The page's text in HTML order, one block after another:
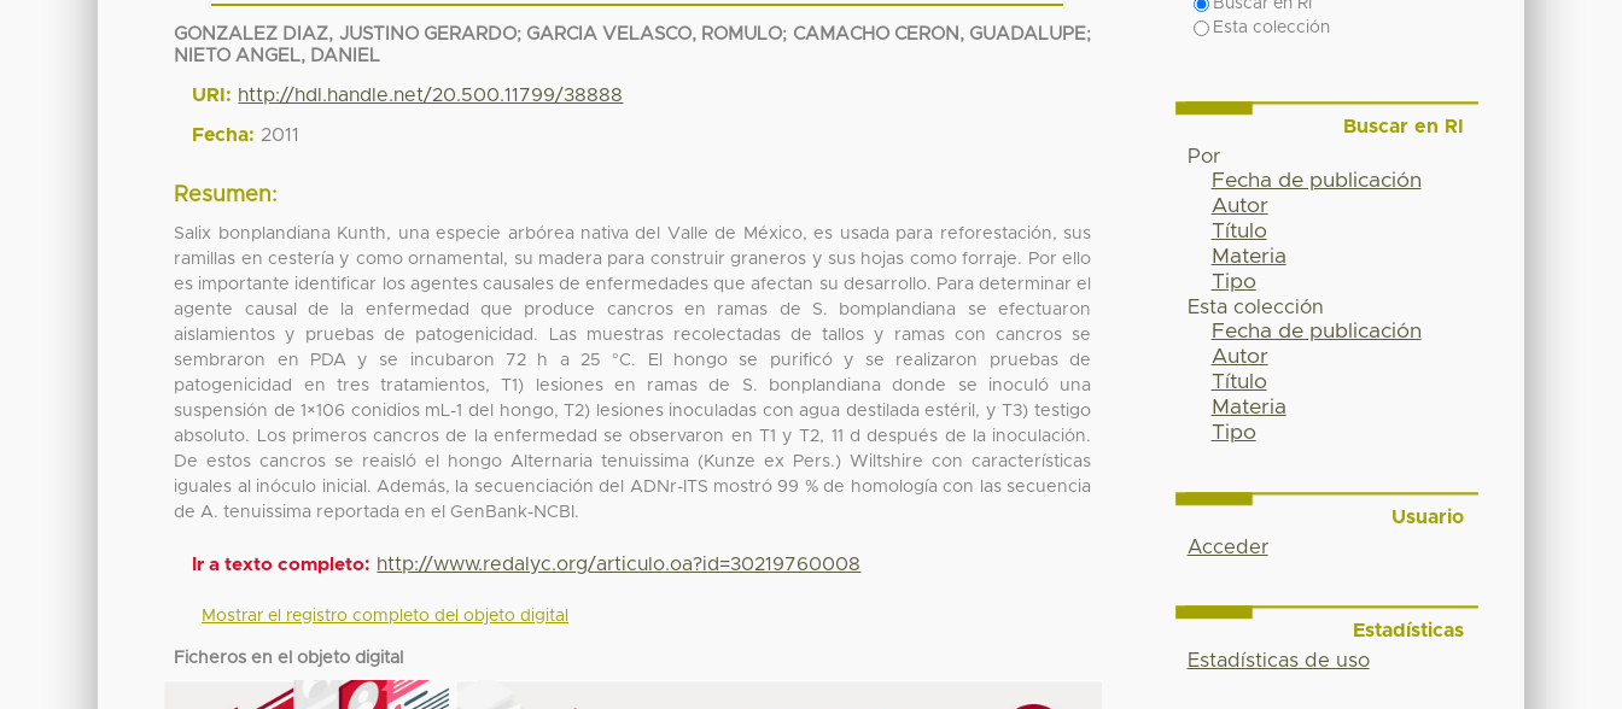
GONZALEZ DIAZ, JUSTINO GERARDO; GARCIA VELASCO, ROMULO; CAMACHO CERON, GUADALUPE;
NIETO ANGEL, DANIEL
URI: http://hdl.handle.net/20.500.11799/38888
Fecha: 2011
Resumen:
Salix bonplandiana Kunth, una especie arbórea nativa del Valle de México, es usada para reforestación, sus
ramillas en cestería y como ornamental, su madera para construir graneros y sus hojas como forraje. Por ello
es importante identificar los agentes causales de enfermedades que afectan su desarrollo. Para determinar el
agente causal de la enfermedad que produce cancros en ramas de S. bomplandiana se efectuaron
aislamientos y pruebas de patogenicidad. Las muestras recolectadas de tallos y ramas con cancros se
sembraron en PDA y se incubaron 72 h a 25 °C. El hongo se purificó y se realizaron pruebas de
patogenicidad en tres tratamientos, T1) lesiones en ramas de S. bonplandiana donde se inoculó una
suspensión de 1×106 conidios mL-1 del hongo, T2) lesiones inoculadas con agua destilada estéril, y T3) testigo
absoluto. Los primeros cancros de la enfermedad se observaron en T1 y T2, 11 d después de la inoculación.
De estos cancros se reaisló el hongo Alternaria tenuissima (Kunze ex Pers.) Wiltshire con características
iguales al inóculo inicial. Además, la secuenciación del ADNr-ITS mostró 99 % de homología con las secuencia
de A. tenuissima reportada en el GenBank-NCBI.
Ir a texto completo: http://www.redalyc.org/articulo.oa?id=30219760008
Mostrar el registro completo del objeto digital
Ficheros en el objeto digital
Esta colección
Buscar en RI
Por
Fecha de publicación
Autor
Título
Materia
Tipo
Esta colección
Fecha de publicación
Autor
Título
Materia
Tipo
Usuario
Acceder
Estadísticas
Estadísticas de uso